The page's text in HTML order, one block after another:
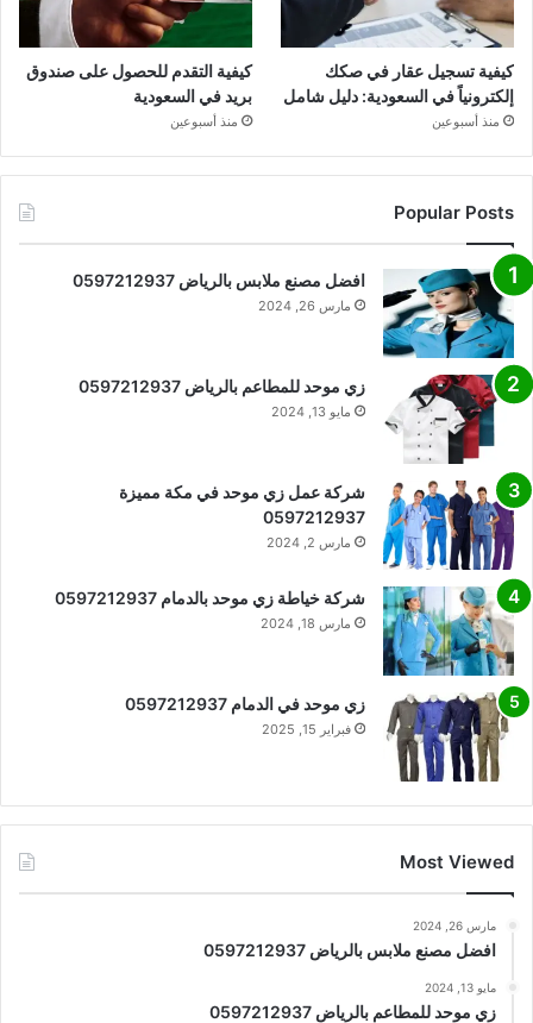
كيفية تسجيل عقار في صكك
إلكترونياً في السعودية: دليل شامل
منذ أسبوعين
كيفية التقدم للحصول على صندوق
بريد في السعودية
منذ أسبوعين
Popular Posts
افضل مصنع ملابس بالرياض 0597212937
مارس 26, 2024
زي موحد للمطاعم بالرياض 0597212937
مايو 13, 2024
شركة عمل زي موحد في مكة مميزة
0597212937
مارس 2, 2024
شركة خياطة زي موحد بالدمام 0597212937
مارس 18, 2024
زي موحد في الدمام 0597212937
فبراير 15, 2025
Most Viewed
مارس 26, 2024
افضل مصنع ملابس بالرياض 0597212937
مايو 13, 2024
زي موحد للمطاعم بالرياض 0597212937